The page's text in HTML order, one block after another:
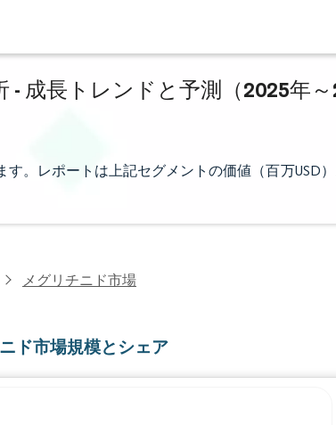
成長トレンドと予測（2025年
。レポートは上記セグメントの価値（百万USD
メグリチニド市場
ド市場規模とシェア